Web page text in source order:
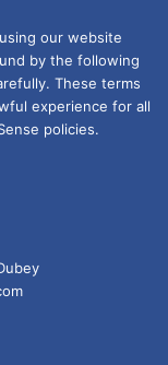
our website
by the following
These terms
experience for all
policies.